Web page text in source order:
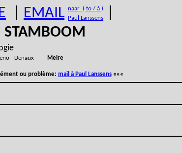
EMAIL naar ( to / à )
Paul Lanssens
STAMBOOM
- Denaux Meire
ou problème: mail à Paul Lanssens«««